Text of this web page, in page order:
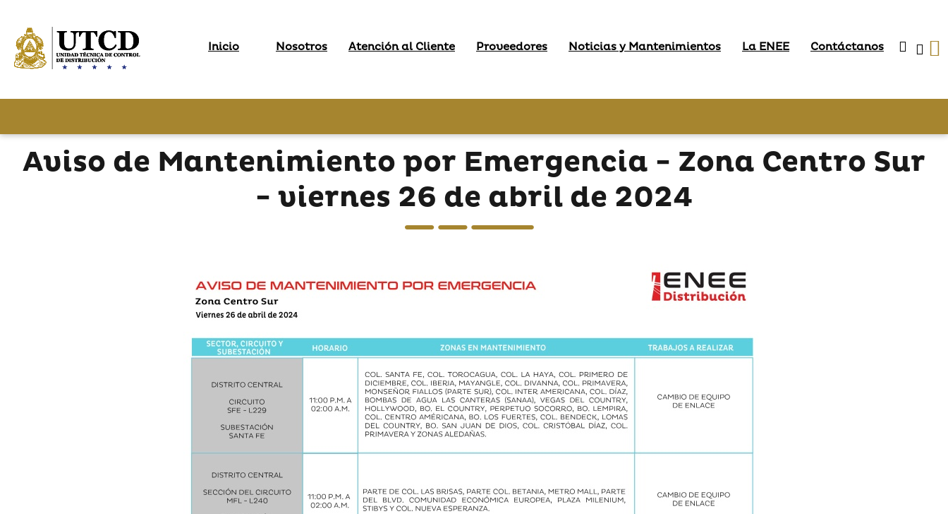
Inicio Nosotros Atención al Cliente Proveedores Noticias y Mantenimientos La ENEE Contáctanos
Aviso de Mantenimiento por Emergencia - Zona Centro Sur
- viernes 26 de abril de 2024